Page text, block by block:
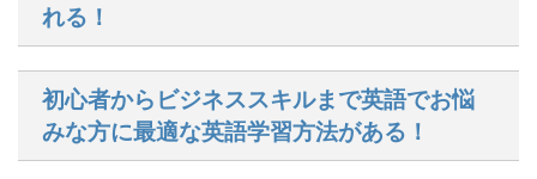
れる！
初心者からビジネススキルまで英語でお悩
みな方に最適な英語学習方法がある！